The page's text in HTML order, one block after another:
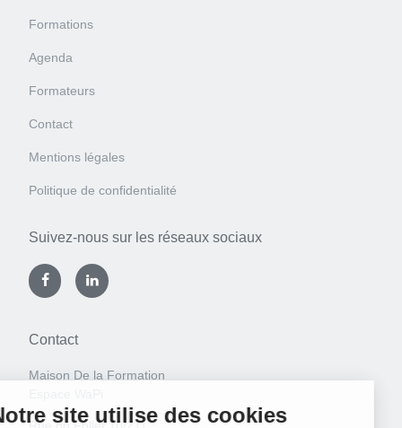
Formations
Agenda
Formateurs
Contact
Mentions légales
Politique de confidentialité
Suivez-nous sur les réseaux sociaux
Contact
Maison De la Formation